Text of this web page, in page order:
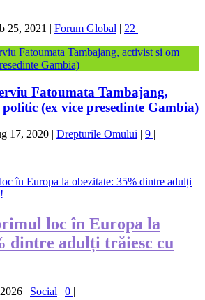
25, 2021 | Forum Global | 22 |
Fatoumata Tambajang,
(ex vice presedinte Gambia)
17, 2020 | Drepturile Omului | 9 |
loc în Europa la
dintre adulți trăiesc cu
| Social | 0 |